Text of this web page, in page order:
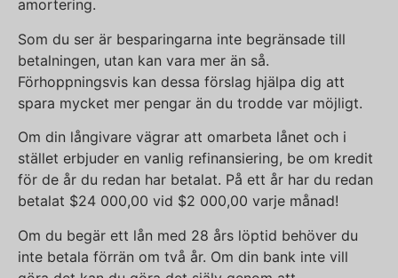
amortering.
Som du ser är besparingarna inte begränsade till
betalningen, utan kan vara mer än så.
Förhoppningsvis kan dessa förslag hjälpa dig att
spara mycket mer pengar än du trodde var möjligt.
Om din långivare vägrar att omarbeta lånet och i
stället erbjuder en vanlig refinansiering, be om kredit
för de år du redan har betalat. På ett år har du redan
betalat $24 000,00 vid $2 000,00 varje månad!
Om du begär ett lån med 28 års löptid behöver du
inte betala förrän om två år. Om din bank inte vill